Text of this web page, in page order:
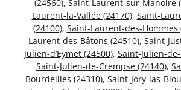
(24560), Saint-Laurent-sur-Manoire
Laurent-la-Vallée (24170), Saint-
(24100), Saint-Laurent-des-Hommes
Laurent-des-Bâtons (24510), Saint-
Julien-d’Eymet (24500), Saint-Julien-
Saint-Julien-de-Crempse (24140),
Bourdeilles (24310), Saint-Jory-las-